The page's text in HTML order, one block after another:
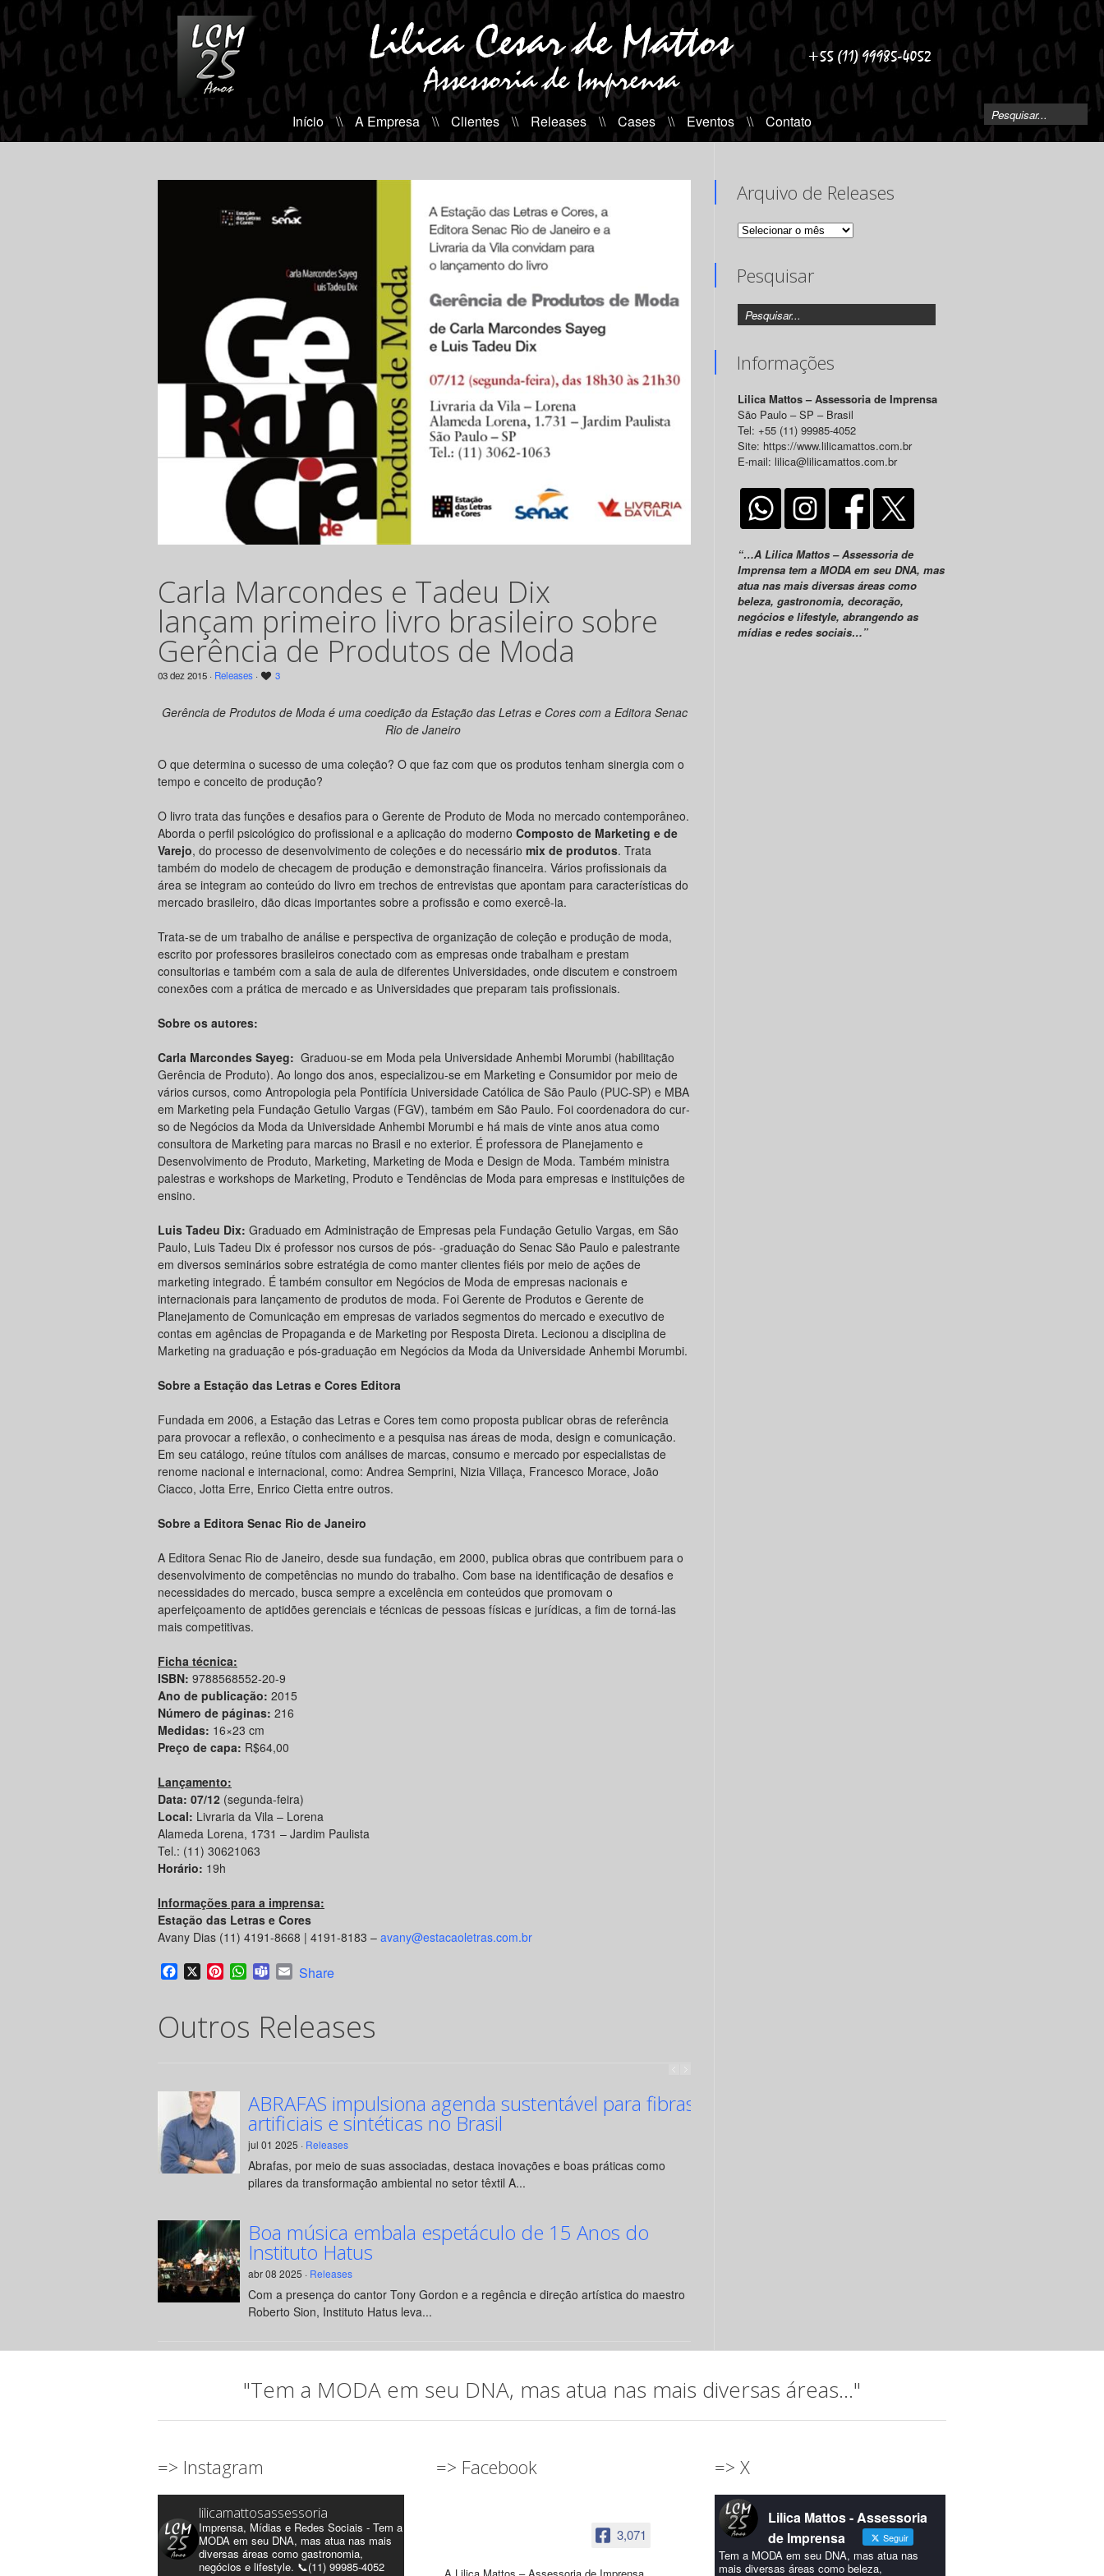
Início \\ A Empresa \\ Clientes \\ Releases \\ Cases \\ Eventos \\ Contato
Carla Marcondes e Tadeu Dix
lançam primeiro livro brasileiro sobre
Gerência de Produtos de Moda
03 dez 2015 · Releases · 3
Gerência de Produtos de Moda é uma coedição da Estação das Letras e Cores com a Editora Senac
Rio de Janeiro
O que determina o sucesso de uma coleção? O que faz com que os produtos tenham sinergia com o
tempo e conceito de produção?
O livro trata das funções e desafios para o Gerente de Produto de Moda no mercado contemporâneo.
Aborda o perfil psicológico do profissional e a aplicação do moderno Composto de Marketing e de
Varejo, do processo de desenvolvimento de coleções e do necessário mix de produtos. Trata
também do modelo de checagem de produção e demonstração financeira. Vários profissionais da
área se integram ao conteúdo do livro em trechos de entrevistas que apontam para características do
mercado brasileiro, dão dicas importantes sobre a profissão e como exercê-la.
Trata-se de um trabalho de análise e perspectiva de organização de coleção e produção de moda,
escrito por professores brasileiros conectado com as empresas onde trabalham e prestam
consultorias e também com a sala de aula de diferentes Universidades, onde discutem e constroem
conexões com a prática de mercado e as Universidades que preparam tais profissionais.
Sobre os autores:
Carla Marcondes Sayeg: Graduou-se em Moda pela Univer­sidade Anhembi Morumbi (habi­litação
Gerência de Produto). Ao longo dos anos, especializou-se em Marketing e Consumidor por meio de
vários cursos, como Antropo­logia pela Pontifícia Universidade Católica de São Paulo (PUC-SP) e MBA
em Marketing pela Fundação Getulio Vargas (FGV), também em São Paulo. Foi coordenadora do cur­
so de Negócios da Moda da Univer­sidade Anhembi Morumbi e há mais de vinte anos atua como
consultora de Marketing para marcas no Brasil e no exterior. É professora de Plane­jamento e
Desenvolvimento de Produto, Marketing, Marketing de Moda e Design de Moda. Também ministra
palestras e workshops de Marketing, Produto e Tendências de Moda para empresas e institui­ções de
ensino.
Luis Tadeu Dix: Graduado em Administração de Empresas pela Fundação Getulio Vargas, em São
Paulo, Luis Tadeu Dix é professor nos cursos de pós- -graduação do Senac São Paulo e palestrante
em diversos seminários sobre estratégia de como manter clientes fiéis por meio de ações de
marketing integrado. É também consultor em Negócios de Moda de empresas nacionais e
internacionais para lançamento de produtos de moda. Foi Gerente de Produtos e Ge­rente de
Planejamento de Comuni­cação em empresas de variados seg­mentos do mercado e executivo de
contas em agências de Propaganda e de Marketing por Resposta Direta. Lecionou a disciplina de
Marketing na graduação e pós-graduação em Negócios da Moda da Universidade Anhembi Morumbi.
Sobre a Estação das Letras e Cores Editora
Fundada em 2006, a Estação das Letras e Cores tem como proposta publicar obras de referência
para provocar a reflexão, o conhecimento e a pesquisa nas áreas de moda, design e comunicação.
Em seu catálogo, reúne títulos com análises de marcas, consumo e mercado por especialistas de
renome nacional e internacional, como: Andrea Semprini, Nizia Villaça, Francesco Morace, João
Ciacco, Jotta Erre, Enrico Cietta entre outros.
Sobre a Editora Senac Rio de Janeiro
A Editora Senac Rio de Janeiro, desde sua fundação, em 2000, publica obras que contribuem para o
desenvolvimento de competências no mundo do trabalho. Com base na identificação de desafios e
necessidades do mercado, busca sempre a excelência em conteúdos que promovam o
aperfeiçoamento de aptidões gerenciais e técnicas de pessoas físicas e jurídicas, a fim de torná-las
mais competitivas.
Ficha técnica:
ISBN: 9788568552-20-9
Ano de publicação: 2015
Número de páginas: 216
Medidas: 16×23 cm
Preço de capa: R$64,00
Lançamento:
Data: 07/12 (segunda-feira)
Local: Livraria da Vila – Lorena
Alameda Lorena, 1731 – Jardim Paulista
Tel.: (11) 30621063
Horário: 19h
Informações para a imprensa:
Estação das Letras e Cores
Avany Dias (11) 4191-8668 | 4191-8183 – avany@estacaoletras.com.br
Facebook
X PinterestWhatsApp
TeamsEmail
Share
Outros Releases
ABRAFAS impulsiona agenda sustentável para fibras
artificiais e sintéticas no Brasil
jul 01 2025 · Releases
Abrafas, por meio de suas associadas, destaca inovações e boas práticas como
pilares da transformação ambiental no setor têxtil A...
Boa música embala espetáculo de 15 Anos do
Instituto Hatus
abr 08 2025 · Releases
Com a presença do cantor Tony Gordon e a regência e direção artística do maestro
Roberto Sion, Instituto Hatus leva...
Arquivo de Releases
Arquivo
Pesquisar
Informações
Lilica Mattos – Assessoria de Imprensa
São Paulo – SP – Brasil
Tel: +55 (11) 99985-4052
Site: https://www.lilicamattos.com.br
E-mail: lilica@lilicamattos.com.br
“…A Lilica Mattos – Assessoria de
Imprensa tem a MODA em seu DNA, mas
atua nas mais diversas áreas como
beleza, gastronomia, decoração,
negócios e lifestyle, abrangendo as
mídias e redes sociais…”
"Tem a MODA em seu DNA, mas atua nas mais diversas áreas..."
=> Instagram
lilicamattosassessoria
Imprensa, Mídias e Redes Sociais - Tem a
MODA em seu DNA, mas atua nas mais
diversas áreas como gastronomia,
negócios e lifestyle. 📞(11) 99985-4052
=> Facebook
3,071
A Lilica Mattos – Assessoria de Imprensa
=> X
Lilica Mattos - Assessoria
de Imprensa
Seguir
Tem a MODA em seu DNA, mas atua nas
mais diversas áreas como beleza,